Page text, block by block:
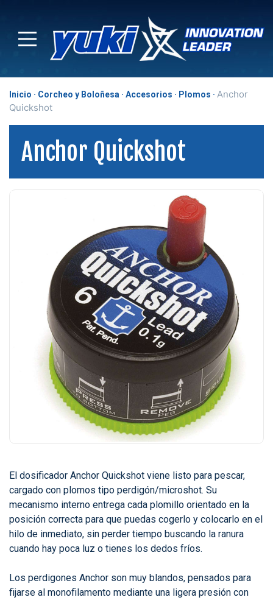
Inicio Corcheo y Boloñesa Accesorios Plomos
Anchor
Quickshot
Anchor Quickshot
El dosificador Anchor Quickshot viene listo para pescar,
cargado con plomos tipo perdigón/microshot. Su
mecanismo interno entrega cada plomillo orientado en la
posición correcta para que puedas cogerlo y colocarlo en el
hilo de inmediato, sin perder tiempo buscando la ranura
cuando hay poca luz o tienes los dedos fríos.
Los perdigones Anchor son muy blandos, pensados para
fijarse al monofilamento mediante una ligera presión con